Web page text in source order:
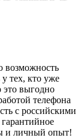
возможность
тех, кто уже
это выгодно
телефона
с российскими
и личный опыт!